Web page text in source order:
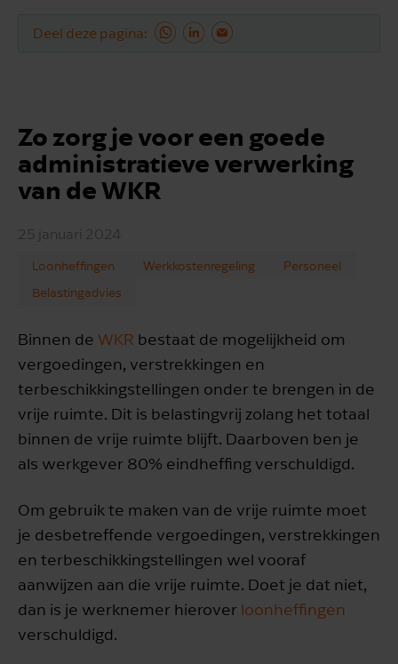
Deel deze pagina
Zo zorg je voor een goede
administratieve verwerking
van de WKR
25 januari 2024
Loonheffingen Werkkostenregeling
Personeel
Belastingadvies
Binnen de WKR bestaat de mogelijkheid om
vergoedingen, verstrekkingen en
terbeschikkingstellingen onder te brengen in de
vrije ruimte. Dit is belastingvrij zolang het totaal
binnen de vrije ruimte blijft. Daarboven ben je
als werkgever 80% eindheffing verschuldigd.
Om gebruik te maken van de vrije ruimte moet
je desbetreffende vergoedingen, verstrekkingen
en terbeschikkingstellingen wel vooraf
aanwijzen aan die vrije ruimte. Doet je dat niet,
dan is je werknemer hierover loonheffingen
verschuldigd.